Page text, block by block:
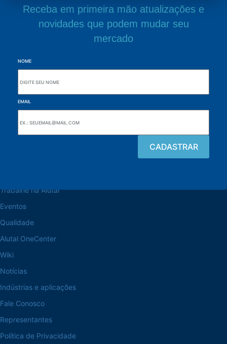
Receba em primeira mão atualizações e
novidades que podem mudar seu
mercado
NOME
EMAIL
Trabalhe na Alutal
Eventos
Qualidade
Alutal OneCenter
Wiki
Notícias
Indústrias e aplicações
Fale Conosco
Representantes
Política de Privacidade